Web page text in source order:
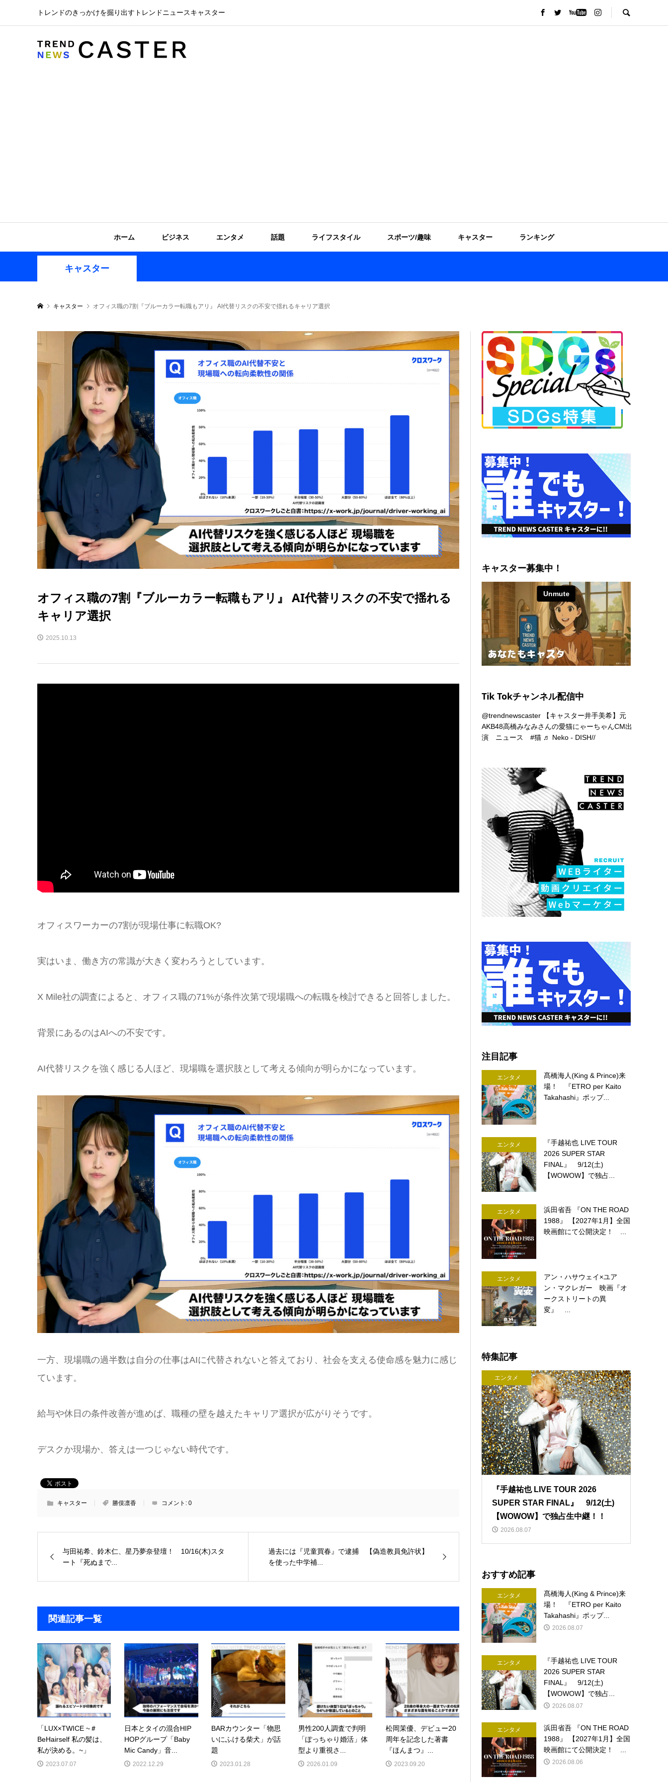
トレンドのきっかけを掘り出すトレンドニュースキャスター
ホーム ビジネス エンタメ 話題 ライフスタイル スポーツ/趣味 キャスター ランキング
キャスター
キャスター オフィス職の7割『ブルーカラー転職もアリ』 AI代替リスクの不安で揺れるキャリア選択
オフィス職の7割『ブルーカラー転職もアリ』 AI代替リスクの不安で揺れる
キャリア選択
2025.10.13
オフィスワーカーの7割が現場仕事に転職OK?
実はいま、働き方の常識が大きく変わろうとしています。
X Mile社の調査によると、オフィス職の71%が条件次第で現場職への転職を検討できると回答しました。
背景にあるのはAIへの不安です。
AI代替リスクを強く感じる人ほど、現場職を選択肢として考える傾向が明らかになっています。
一方、現場職の過半数は自分の仕事はAIに代替されないと答えており、社会を支える使命感を魅力に感じ
ています。
給与や休日の条件改善が進めば、職種の壁を越えたキャリア選択が広がりそうです。
デスクか現場か、答えは一つじゃない時代です。
キャスター 勝俣凛香 コメント: 0
与田祐希、鈴木仁、星乃夢奈登壇！ 10/16(木)スタ
ート『死ぬまで...
過去には『児童買春』で逮捕 【偽造教員免許状】
を使った中学補...
関連記事一覧
「LUX×TWICE ~＃
BeHairself 私の髪は、
私が決める。~」
2023.07.07
日本とタイの混合HIP
HOPグループ「Baby
Mic Candy」音...
2022.12.29
BARカウンター「物思
いにふける柴犬」が話
題
2023.01.28
男性200人調査で判明
「ぽっちゃり婚活」体
型より重視さ...
2026.01.09
松岡茉優、デビュー20
周年を記念した著書
『ほんまつ』...
2023.09.20
キャスター募集中！
Tik Tokチャンネル配信中
@trendnewscaster 【キャスター井手美希】元
AKB48高橋みなみさんの愛猫にゃーちゃんCM出
演 ニュース#猫 ♬ Neko - DISH//
注目記事
エンタメ
髙橋海人(King & Prince)来
場！ 『ETRO per Kaito
Takahashi』ポップ...
エンタメ
『手越祐也 LIVE TOUR
2026 SUPER STAR
FINAL』 9/12(土)
【WOWOW】で独占...
エンタメ
浜田省吾 『ON THE ROAD
1988』 【2027年1月】全国
映画館にて公開決定！ ...
エンタメ
アン・ハサウェイ×ユア
ン・マクレガー 映画『オ
ークストリートの異
変』 ...
特集記事
エンタメ
『手越祐也 LIVE TOUR 2026
SUPER STAR FINAL』 9/12(土)
【WOWOW】で独占生中継！！
2026.08.07
おすすめ記事
エンタメ
髙橋海人(King & Prince)来
場！ 『ETRO per Kaito
Takahashi』ポップ...
2026.08.07
エンタメ
『手越祐也 LIVE TOUR
2026 SUPER STAR
FINAL』 9/12(土)
【WOWOW】で独占...
2026.08.07
エンタメ
浜田省吾 『ON THE ROAD
1988』 【2027年1月】全国
映画館にて公開決定！ ...
2026.08.06